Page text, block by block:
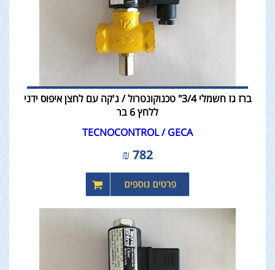
ברז גז חשמלי 3/4" טכנוקונטרול / ג'קה עם לחצן איפוס ידני
ללחץ 6 בר
TECNOCONTROL / GECA
782
₪